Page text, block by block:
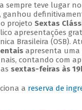
sempre teve lugar
ganhou
projeto Sextas
apresentações
Brasileira (OSB).
apresenta uma
contando com
sextas-feiras às
a reserva de